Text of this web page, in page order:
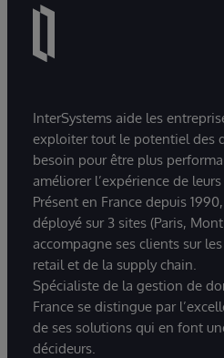
InterSystems aide les
exploiter tout le potentiel des
besoin pour être plus
améliorer l’expérience de
Présent en France depuis
déployé sur 3 sites (Paris,
accompagne ses clients sur
retail et de la supply chain.
Spécialiste de la gestion de
France se distingue par
de ses solutions qui en font
décideurs.